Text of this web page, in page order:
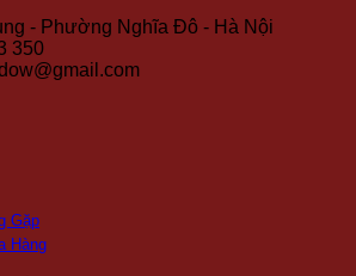
- Phường Nghĩa Đô - Hà Nội
350
Gặp
Hàng